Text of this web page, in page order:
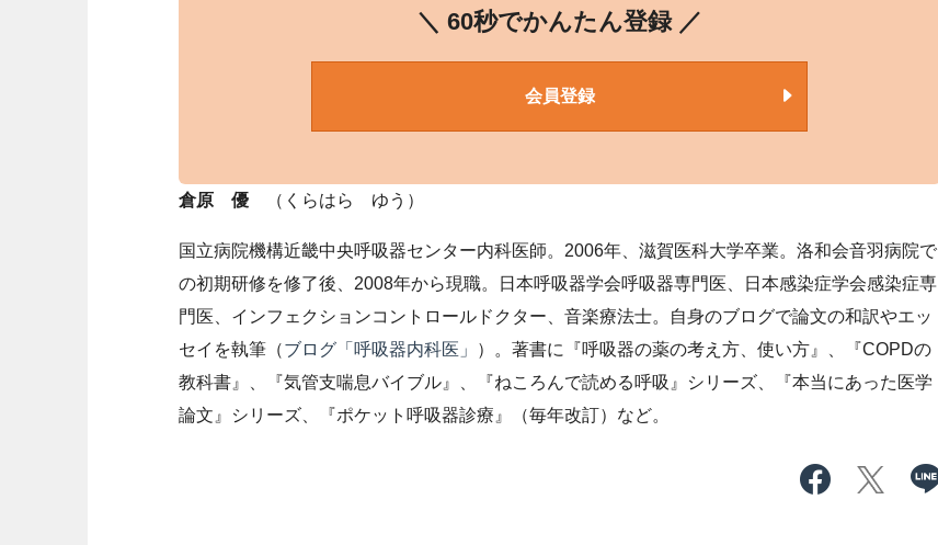
＼ 60秒でかんたん登録 ／
会員登録
倉原 優 （くらはら ゆう）
国立病院機構近畿中央呼吸器センター内科医師。2006年、滋賀医科大学卒業。洛和会音羽病院で
の初期研修を修了後、2008年から現職。日本呼吸器学会呼吸器専門医、日本感染症学会感染症専
門医、インフェクションコントロールドクター、音楽療法士。自身のブログで論文の和訳やエッ
セイを執筆（ブログ「呼吸器内科医」
）。著書に『呼吸器の薬の考え方、使い方』、『COPDの
教科書』、『気管支喘息バイブル』、『ねころんで読める呼吸』シリーズ、『本当にあった医学
論文』シリーズ、『ポケット呼吸器診療』（毎年改訂）など。